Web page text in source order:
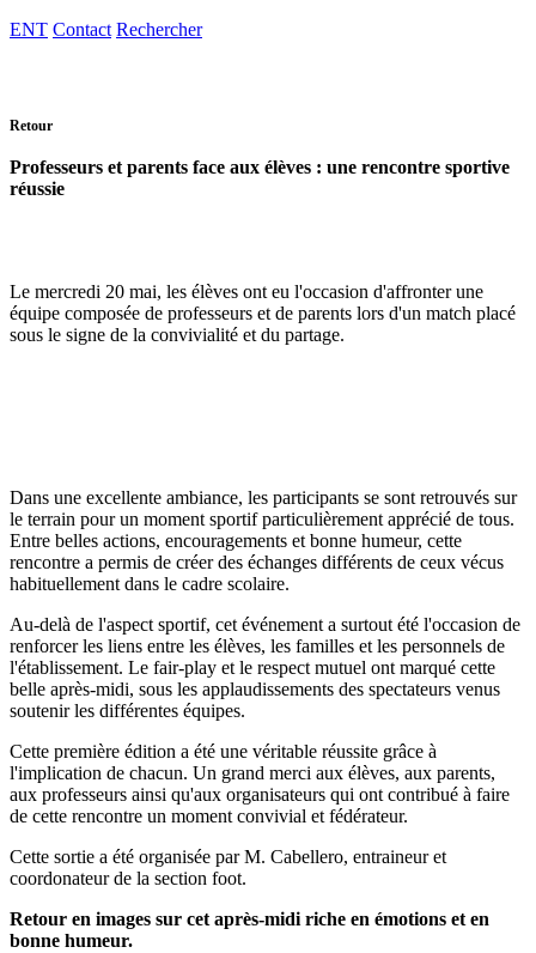
ENT Contact Rechercher
Retour
Professeurs et parents face aux élèves : une rencontre sportive
réussie
Le mercredi 20 mai, les élèves ont eu l'occasion d'affronter une
équipe composée de professeurs et de parents lors d'un match placé
sous le signe de la convivialité et du partage.
Dans une excellente ambiance, les participants se sont retrouvés sur
le terrain pour un moment sportif particulièrement apprécié de tous.
Entre belles actions, encouragements et bonne humeur, cette
rencontre a permis de créer des échanges différents de ceux vécus
habituellement dans le cadre scolaire.
Au-delà de l'aspect sportif, cet événement a surtout été l'occasion de
renforcer les liens entre les élèves, les familles et les personnels de
l'établissement. Le fair-play et le respect mutuel ont marqué cette
belle après-midi, sous les applaudissements des spectateurs venus
soutenir les différentes équipes.
Cette première édition a été une véritable réussite grâce à
l'implication de chacun. Un grand merci aux élèves, aux parents,
aux professeurs ainsi qu'aux organisateurs qui ont contribué à faire
de cette rencontre un moment convivial et fédérateur.
Cette sortie a été organisée par M. Cabellero, entraineur et
coordonateur de la section foot.
Retour en images sur cet après-midi riche en émotions et en
bonne humeur.